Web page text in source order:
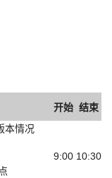
开始 结束
本情况
9:00 10:30